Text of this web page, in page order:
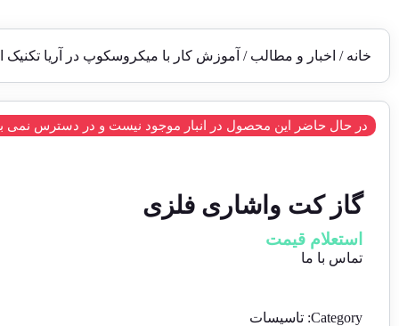
خانه / اخبار و مطالب / آموزش کار با میکروسکوپ در آریا تکنیک
گاز کت واشاری فلزی
استعلام قیمت
تماس با ما
در حال حاضر این محصول در انبار موجود نیست و در دسترس نمی
Category: تاسیسات